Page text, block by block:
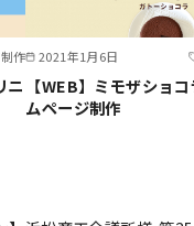
作
ニ
2021年1月6日
【WEB】ミモザショ
ムページ制作